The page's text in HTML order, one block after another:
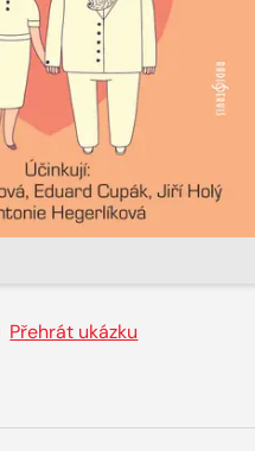
Přehrát ukázku